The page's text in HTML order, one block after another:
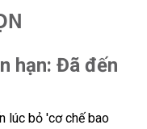
hạn: Đã đến